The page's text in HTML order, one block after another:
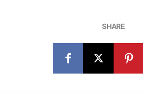
SHARE